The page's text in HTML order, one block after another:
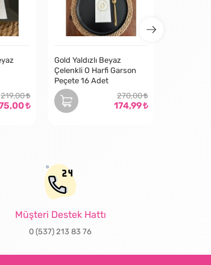
219,00
Gold Yaldızlı Beyaz
Çelenkli O Harfi Garson
Peçete 16 Adet
270,00
174,99
Müşteri Destek Hattı
0 (537) 213 83 76